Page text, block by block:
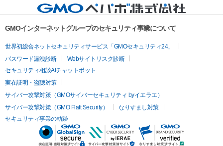
GMOインターネットグループのセキュリティ事業について
世界初総合ネットセキュリティサービス「GMOセキュリティ24」
パスワード漏洩診断
Webサイトリスク診断
セキュリティ相談AIチャットボット
実在証明・盗聴対策
サイバー攻撃対策（GMOサイバーセキュリティ byイエラエ）
サイバー攻撃対策（GMO Flatt Security）
なりすまし対策
セキュリティ事業の軌跡